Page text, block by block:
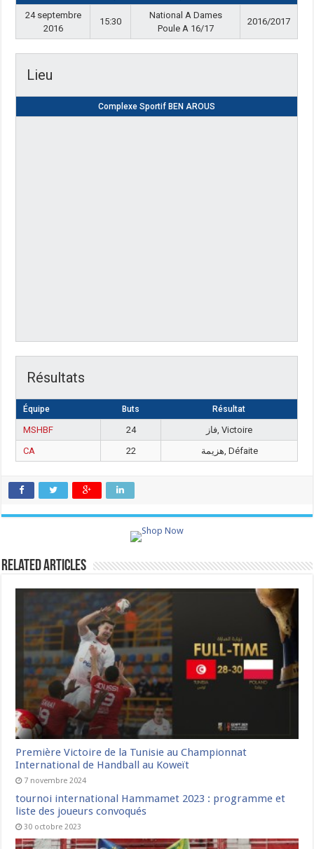
24 septembre
2016
15:30
National A Dames
Poule A 16/17
2016/2017
Lieu
Complexe Sportif BEN AROUS
Résultats
Équipe Buts Résultat
MSHBF 24
فاز, Victoire
CA
22 هزيمة, Défaite
Related Articles
Première Victoire de la Tunisie au Championnat
International de Handball au Koweït
7 novembre 2024
tournoi international Hammamet 2023 : programme et
liste des joueurs convoqués
30 octobre 2023